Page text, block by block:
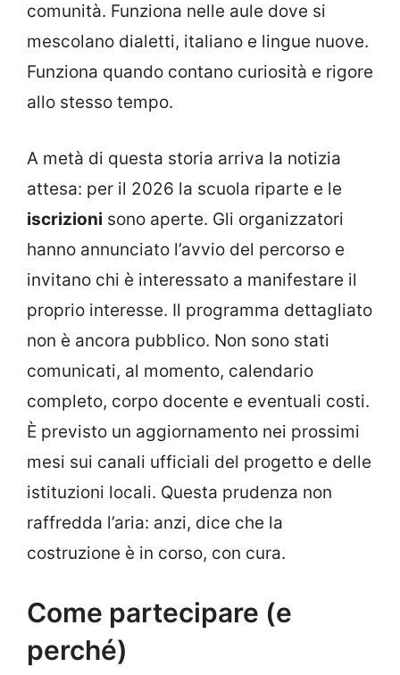
comunità. Funziona nelle aule dove si
mescolano dialetti, italiano e lingue nuove.
Funziona quando contano curiosità e rigore
allo stesso tempo.
A metà di questa storia arriva la notizia
attesa: per il 2026 la scuola riparte e le
iscrizioni sono aperte. Gli organizzatori
hanno annunciato l’avvio del percorso e
invitano chi è interessato a manifestare il
proprio interesse. Il programma dettagliato
non è ancora pubblico. Non sono stati
comunicati, al momento, calendario
completo, corpo docente e eventuali costi.
È previsto un aggiornamento nei prossimi
mesi sui canali ufficiali del progetto e delle
istituzioni locali. Questa prudenza non
raffredda l’aria: anzi, dice che la
costruzione è in corso, con cura.
Come partecipare (e
perché)